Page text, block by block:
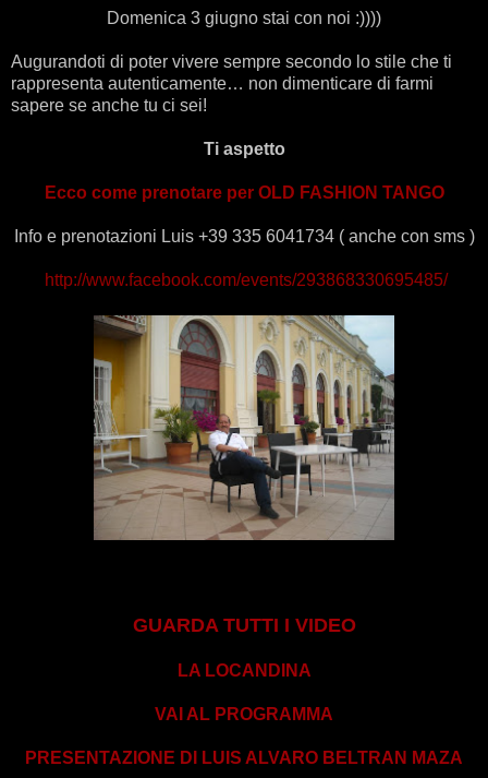
Domenica 3 giugno stai con noi :))))
Augurandoti di poter vivere sempre secondo lo stile che ti
rappresenta autenticamente… non dimenticare di farmi
sapere se anche tu ci sei!
Ti aspetto
Ecco come prenotare per OLD FASHION TANGO
Info e prenotazioni Luis +39 335 6041734 ( anche con sms )
http://www.facebook.com/events/293868330695485/
GUARDA TUTTI I VIDEO
LA LOCANDINA
VAI AL PROGRAMMA
PRESENTAZIONE DI LUIS ALVARO BELTRAN MAZA